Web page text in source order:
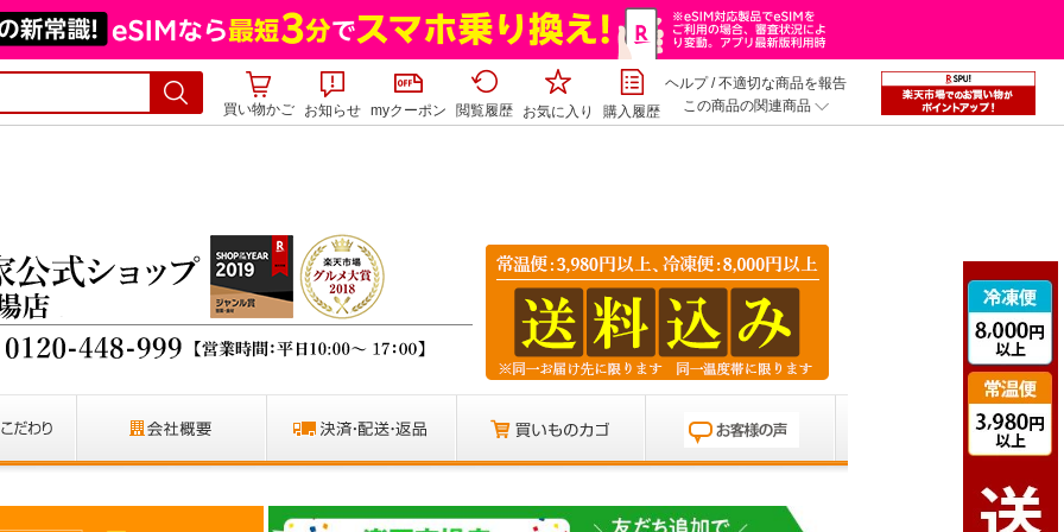
買い物かご お知らせ myクーポン 閲覧履歴 お気に入り 購入履歴
ヘルプ/不適切な商品を報告
この商品の関連商品